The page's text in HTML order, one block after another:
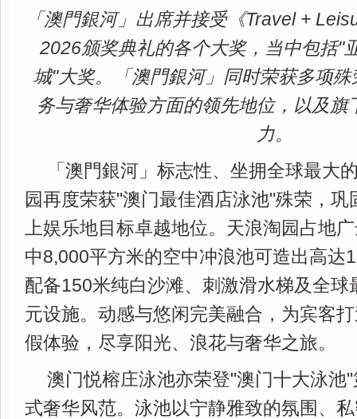
「澳門銀河」出席并接受《Travel +
2026颁奖典礼的各个大奖，当中包括"
城"大奖。「澳門銀河」同时荣获多项
务与奢华体验方面的领先地位，以及旗
力。
「澳門銀河」标志性、坐拥全球最大
园再度荣获"澳门最佳酒店泳池"殊荣，
上娱乐地目标卓越地位。天浪淘园占地
中8,000平方米的空中冲浪池可造出高达
配备150米纯白沙滩、刺激滑水梯及全球
元设施。动感与悠闲完美融合，为宾客
假体验，尽享阳光、浪花与奢华之旅。
澳门悦榕庄泳池亦荣登"澳门十大泳池
式奢华风范。泳池以宁静雅致的氛围、